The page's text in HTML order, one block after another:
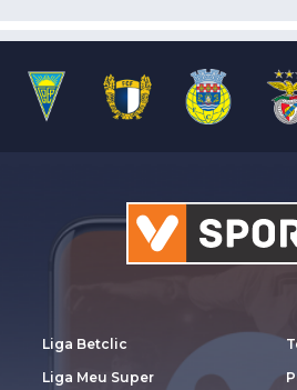
Liga Betclic
Liga Meu Super